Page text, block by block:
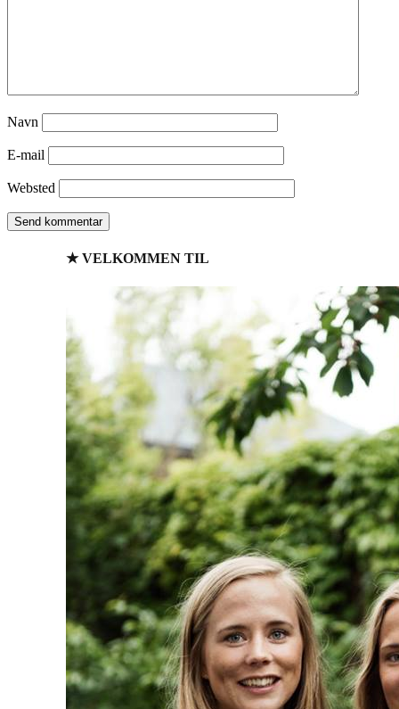
Navn
E-mail
Websted
★ VELKOMMEN TIL